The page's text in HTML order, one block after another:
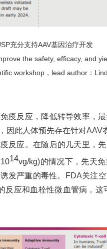
充分支持AAV基因治疗开发
the safety, efficacy, and
workshop，lead author：
疫反应，降低转导效率，
因此人体预先存在针对AAV
反应。在随后的几天里，
14vg/kg)的情况下，先天
发严重的毒性。FDA关注
应和血栓性微血管病，这